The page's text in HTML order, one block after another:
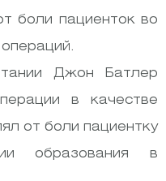
боли пациенток во
Джон Батлер
в качестве
от боли пациентку
образования в